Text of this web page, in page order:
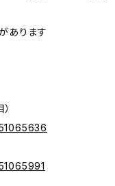
あります